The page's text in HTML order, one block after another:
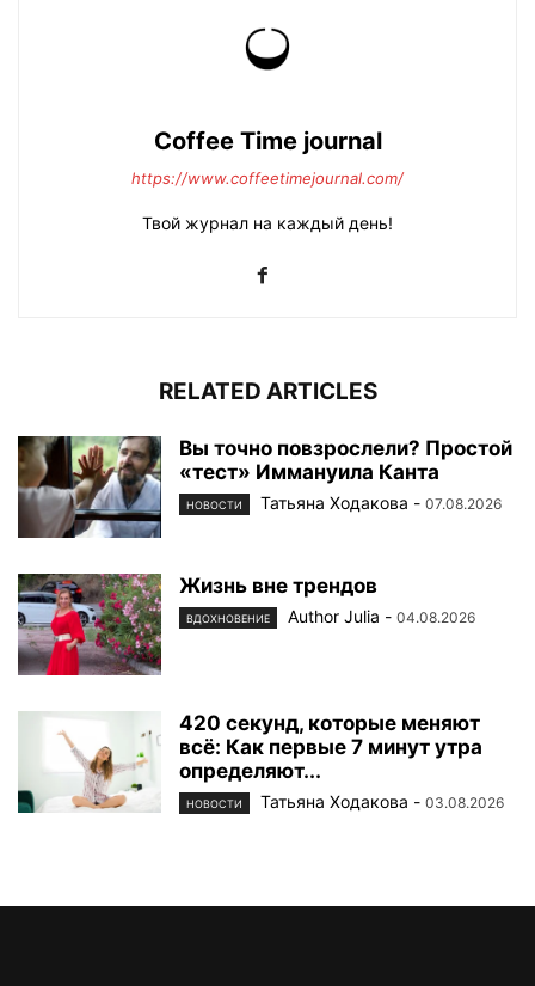
Coffee Time journal
https://www.coffeetimejournal.com/
Твой журнал на каждый день!
RELATED ARTICLES
Вы точно повзрослели? Простой
«тест» Иммануила Канта
НОВОСТИ Татьяна Ходакова - 07.08.2026
Жизнь вне трендов
ВДОХНОВЕНИЕ Author Julia - 04.08.2026
420 секунд, которые меняют
всё: Как первые 7 минут утра
определяют...
НОВОСТИ Татьяна Ходакова - 03.08.2026